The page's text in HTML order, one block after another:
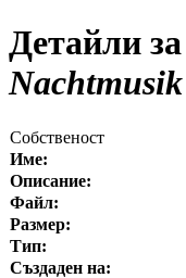
Детайли за
Nachtmusik
Собственост
Име:
Описание:
Файл:
Размер:
Тип:
Създаден на: